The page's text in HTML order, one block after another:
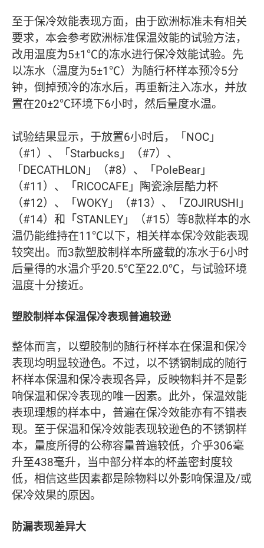
至于保冷效能表现方面，由于欧洲标准未有相关
要求，本会参考欧洲标准保温效能的试验方法，
改用温度为5±1℃的冻水进行保冷效能试验。先
以冻水（温度为5±1℃）为随行杯样本预冷5分
钟，倒掉预冷的冻水后，再重新注入冻水，并放
置在20±2℃环境下6小时，然后量度水温。
试验结果显示，于放置6小时后，「NOC」
（#1）、「Starbucks」（#7）、
「DECATHLON」（#8）、「PoleBear」
（#11）、「RICOCAFE」陶瓷涂层酷力杯
（#12）、「WOKY」（#13）、「ZOJIRUSHI」
（#14）和「STANLEY」（#15）等8款样本的水
温仍能维持在11℃以下，相关样本保冷效能表现
较突出。而3款塑胶制样本所盛载的冻水于6小时
后量得的水温介乎20.5℃至22.0℃，与试验环境
温度十分接近。
塑胶制样本保温保冷表现普遍较逊
整体而言，以塑胶制的随行杯样本在保温和保冷
表现均明显较逊色。不过，以不锈钢制成的随行
杯样本保温和保冷表现各异，反映物料并不是影
响保温和保冷表现的唯一因素。此外，保温效能
表现理想的样本中，普遍在保冷效能亦有不错表
现。至于保温和保冷效能表现较逊色的不锈钢样
本，量度所得的公称容量普遍较低，介乎306毫
升至438毫升，当中部分样本的杯盖密封度较
低，相信这些因素都是除物料以外影响保温及/或
保冷效果的原因。
防漏表现差异大